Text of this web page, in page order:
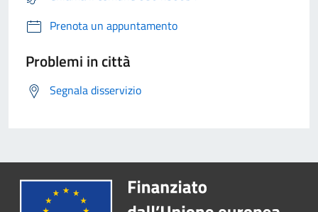
Prenota un appuntamento
Problemi in città
Segnala disservizio